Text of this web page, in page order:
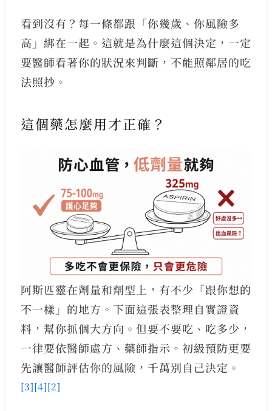
看到沒有？每一條都跟「你幾歲、你風險多
高」綁在一起。這就是為什麼這個決定，一定
要醫師看著你的狀況來判斷，不能照鄰居的吃
法照抄。
這個藥怎麼用才正確？
阿斯匹靈在劑量和劑型上，有不少「跟你想的
不一樣」的地方。下面這張表整理自實證資
料，幫你抓個大方向。但要不要吃、吃多少，
一律要依醫師處方、藥師指示。初級預防更要
先讓醫師評估你的風險，千萬別自己決定。
[3][4][2]